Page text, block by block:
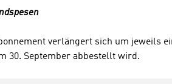
verlängert sich um jeweils
30. September abbestellt wird.